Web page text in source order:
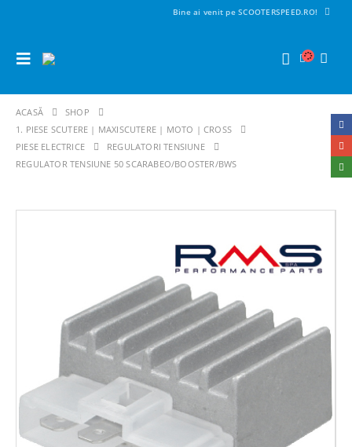
Bine ai venit pe SCOOTERSPEED.RO!
ACASĂ
SHOP
1. PIESE SCUTERE | MAXISCUTERE | MOTO | CROSS
PIESE ELECTRICE
REGULATORI TENSIUNE
REGULATOR TENSIUNE 50 SCARABEO/BOOSTER/BWS